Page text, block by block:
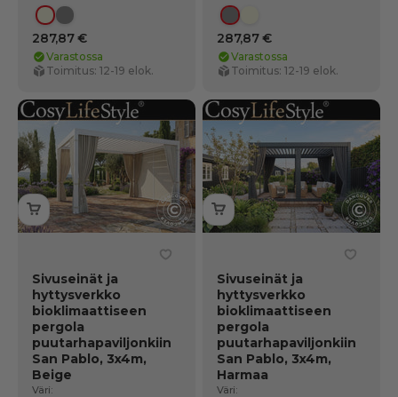
BeigeHarmaa
287,87 €
Varastossa
Toimitus: 12-19 elok.
Harmaa
287,87 €
Varastossa
Toimitus: 12-19 elok.
Sivuseinät ja
hyttysverkko
bioklimaattiseen
pergola
puutarhapaviljonkiin
San Pablo, 3x4m,
Beige
Väri:
Sivuseinät ja
hyttysverkko
bioklimaattiseen
pergola
puutarhapaviljonkiin
San Pablo, 3x4m,
Harmaa
Väri: